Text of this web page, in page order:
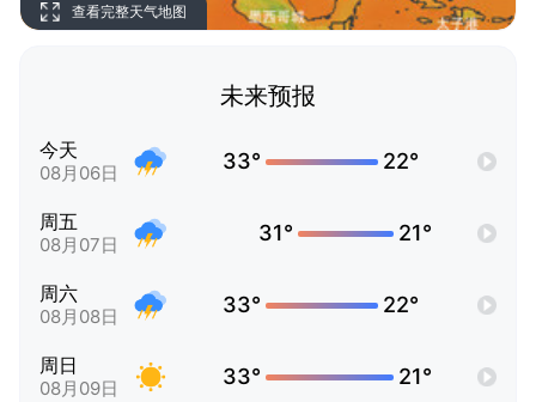
查看完整天气地图
未来预报
今天
08月06日 33° 22°
周五
08月07日 31° 21°
周六
08月08日 33° 22°
周日
08月09日 33° 21°